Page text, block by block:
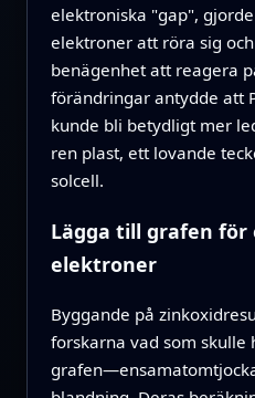
elektroniska "gap",
elektroner att röra sig
benägenhet att reagera
förändringar antydde att
kunde bli betydligt mer
ren plast, ett lovande
solcell.
Lägga till grafen för
elektroner
Byggande på
forskarna vad som